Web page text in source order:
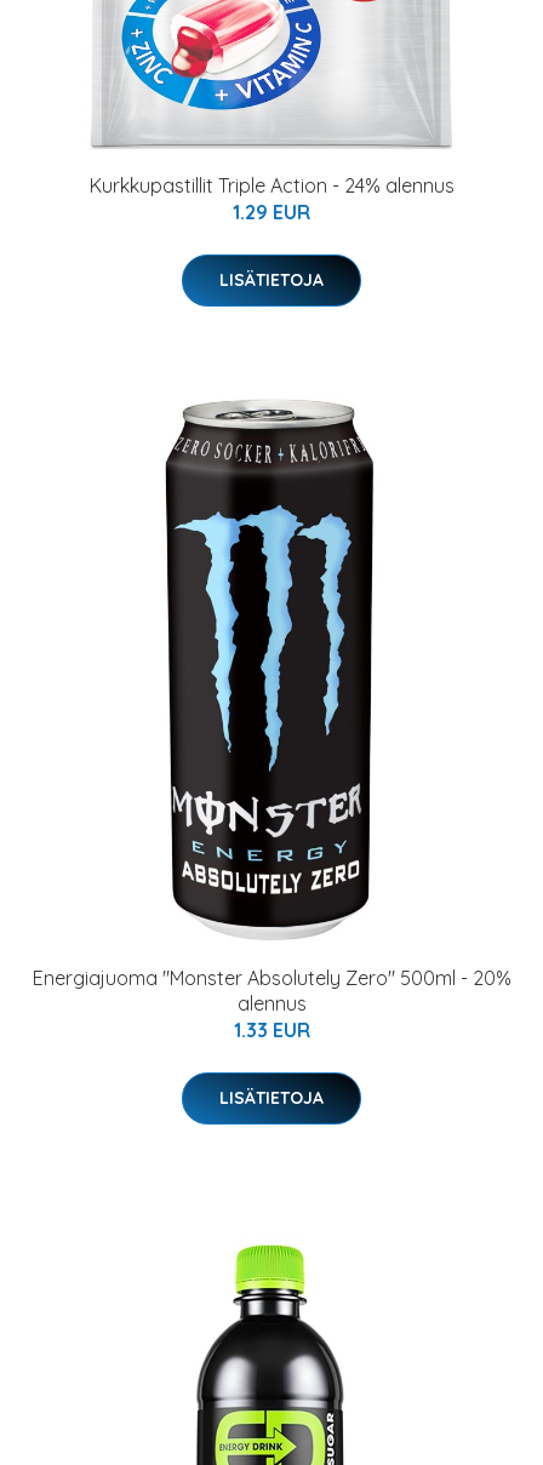
Kurkkupastillit Triple Action - 24% alennus
1.29 EUR
LISÄTIETOJA
Energiajuoma "Monster Absolutely Zero" 500ml - 20%
alennus
1.33 EUR
LISÄTIETOJA